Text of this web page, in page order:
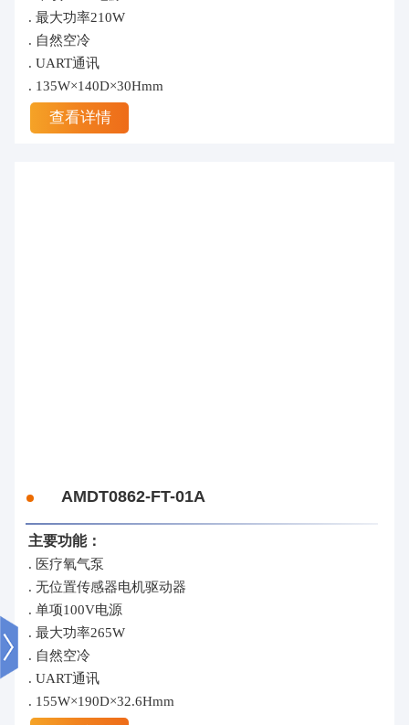
. 最大功率210W
. 自然空冷
. UART通讯
. 135W×140D×30Hmm
查看详情
AMDT0862-FT-01A
主要功能：
. 医疗氧气泵
. 无位置传感器电机驱动器
. 单项100V电源
. 最大功率265W
. 自然空冷
. UART通讯
. 155W×190D×32.6Hmm